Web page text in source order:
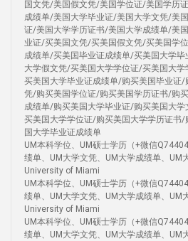
国文凭/美国假文凭/美国学位证/美国学历
成绩单/美国大学毕业证/美国大学文凭/美
证/美国大学学历证书/美国大学成绩单/美
业证/买美国文凭/买美国假文凭/买美国学
成绩单/买美国毕业证成绩单/买美国大学
大学假文凭/买美国大学学位证/买美国大
买美国大学毕业证成绩单/购买美国毕业证
凭/购买美国学位证/购买美国学历证书/购
成绩单/购买美国大学毕业证/购买美国大
买美国大学学位证/购买美国大学学历证书
国大学毕业证成绩单
UM本科学位、UM硕士学历（+微信
绩单、UM大学文凭、UM大学成绩单、UM
University of Miami
UM本科学位、UM硕士学历（+微信
绩单、UM大学文凭、UM大学成绩单、UM
University of Miami
UM本科学位、UM硕士学历（+微信
绩单、UM大学文凭、UM大学成绩单、UM